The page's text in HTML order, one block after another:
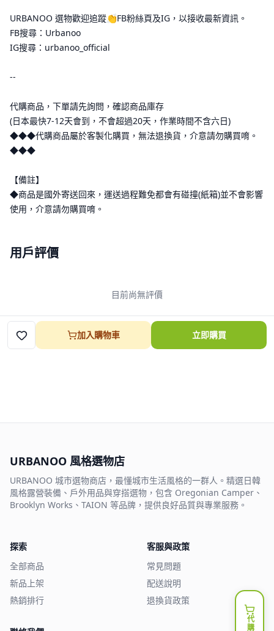
URBANOO 選物歡迎追蹤👏FB粉絲頁及IG，以接收最新資訊。
FB搜尋：Urbanoo
IG搜尋：urbanoo_official
--
代購商品，下單請先詢問，確認商品庫存
(日本最快7-12天會到，不會超過20天，作業時間不含六日)
◆◆◆代購商品屬於客製化購買，無法退換貨，介意請勿購買唷。
◆◆◆
【備註】
◆商品是國外寄送回來，運送過程難免都會有碰撞(紙箱)並不會影響
使用，介意請勿購買唷。
用戶評價
目前尚無評價
加入購物車 立即購買
URBANOO 風格選物店
URBANOO 城市選物商店，最懂城市生活風格的一群人。精選日韓
風格露營裝備、戶外用品與穿搭選物，包含 Oregonian Camper、
Brooklyn Works、TAION 等品牌，提供良好品質與專業服務。
探索
全部商品
新品上架
熱銷排行
客服與政策
常見問題
配送說明
退換貨政策
代購